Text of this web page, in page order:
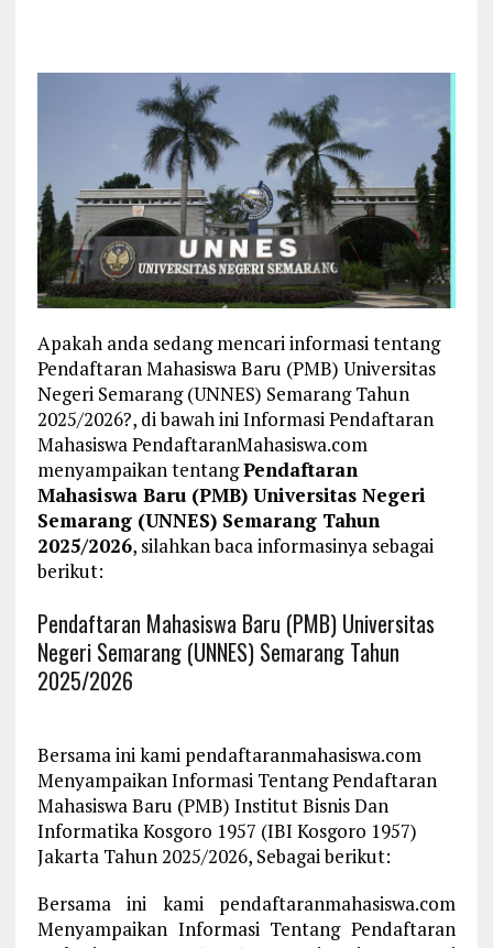
Apakah anda sedang mencari informasi tentang
Pendaftaran Mahasiswa Baru (PMB) Universitas
Negeri Semarang (UNNES) Semarang Tahun
2025/2026?, di bawah ini Informasi Pendaftaran
Mahasiswa PendaftaranMahasiswa.com
menyampaikan tentangPendaftaran
Mahasiswa Baru (PMB) Universitas Negeri
Semarang (UNNES) Semarang Tahun
2025/2026, silahkan baca informasinya sebagai
berikut:
Pendaftaran Mahasiswa Baru (PMB) Universitas
Negeri Semarang (UNNES) Semarang Tahun
2025/2026
Bersama ini kami pendaftaranmahasiswa.com
Menyampaikan Informasi Tentang Pendaftaran
Mahasiswa Baru (PMB) Institut Bisnis Dan
Informatika Kosgoro 1957 (IBI Kosgoro 1957)
Jakarta Tahun 2025/2026, Sebagai berikut:
Bersama ini kami pendaftaranmahasiswa.com
Menyampaikan Informasi Tentang Pendaftaran